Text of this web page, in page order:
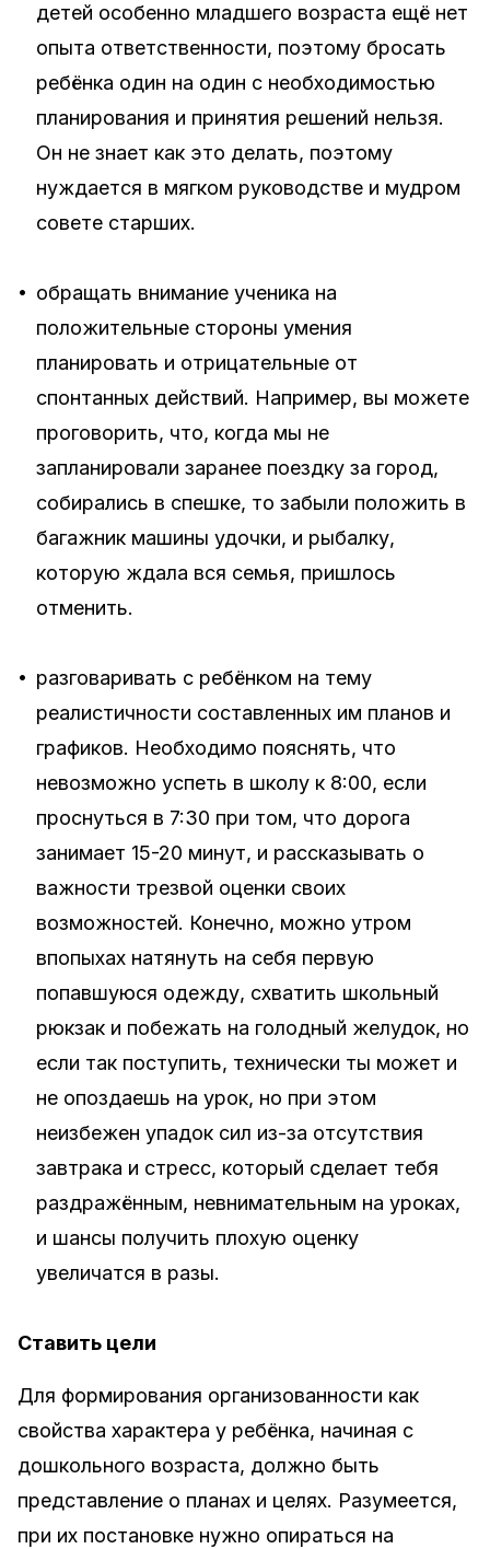
детей особенно младшего возраста ещё нет
опыта ответственности, поэтому бросать
ребёнка один на один с необходимостью
планирования и принятия решений нельзя.
Он не знает как это делать, поэтому
нуждается в мягком руководстве и мудром
совете старших.
• обращать внимание ученика на
положительные стороны умения
планировать и отрицательные от
спонтанных действий. Например, вы можете
проговорить, что, когда мы не
запланировали заранее поездку за город,
собирались в спешке, то забыли положить в
багажник машины удочки, и рыбалку,
которую ждала вся семья, пришлось
отменить.
• разговаривать с ребёнком на тему
реалистичности составленных им планов и
графиков. Необходимо пояснять, что
невозможно успеть в школу к 8:00, если
проснуться в 7:30 при том, что дорога
занимает 15-20 минут, и рассказывать о
важности трезвой оценки своих
возможностей. Конечно, можно утром
впопыхах натянуть на себя первую
попавшуюся одежду, схватить школьный
рюкзак и побежать на голодный желудок, но
если так поступить, технически ты может и
не опоздаешь на урок, но при этом
неизбежен упадок сил из-за отсутствия
завтрака и стресс, который сделает тебя
раздражённым, невнимательным на уроках,
и шансы получить плохую оценку
увеличатся в разы.
Ставить цели
Для формирования организованности как
свойства характера у ребёнка, начиная с
дошкольного возраста, должно быть
представление о планах и целях. Разумеется,
при их постановке нужно опираться на